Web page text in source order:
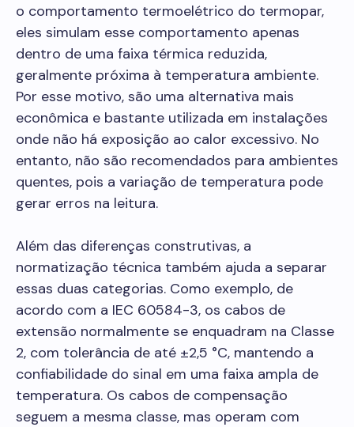
o comportamento termoelétrico do termopar,
eles simulam esse comportamento apenas
dentro de uma faixa térmica reduzida,
geralmente próxima à temperatura ambiente.
Por esse motivo, são uma alternativa mais
econômica e bastante utilizada em instalações
onde não há exposição ao calor excessivo. No
entanto, não são recomendados para ambientes
quentes, pois a variação de temperatura pode
gerar erros na leitura.
Além das diferenças construtivas, a
normatização técnica também ajuda a separar
essas duas categorias. Como exemplo, de
acordo com a IEC 60584-3, os cabos de
extensão normalmente se enquadram na Classe
2, com tolerância de até ±2,5 °C, mantendo a
confiabilidade do sinal em uma faixa ampla de
temperatura. Os cabos de compensação
seguem a mesma classe, mas operam com